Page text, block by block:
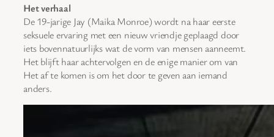
Het verhaal
De 19-jarige Jay (Maika Monroe) wordt na haar eerste
seksuele ervaring met een nieuw vriendje geplaagd door
iets bovennatuurlijks wat de vorm van mensen aanneemt.
Het blijft haar achtervolgen en de enige manier om van
Het af te komen is om het door te geven aan iemand
anders.